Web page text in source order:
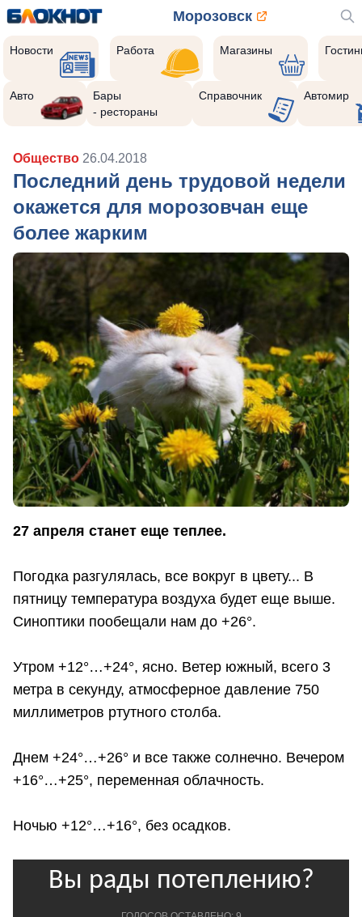
Морозовск
Новости Работа Магазины
Авто
Бары
- рестораны
Справочник Автомир
Общество 26.04.2018
Последний день трудовой недели
окажется для морозовчан еще
более жарким
27 апреля станет еще теплее.
Погодка разгулялась, все вокруг в цвету... В
пятницу температура воздуха будет еще выше.
Синоптики пообещали нам до +26°.
Утром +12°…+24°, ясно. Ветер южный, всего 3
метра в секунду, атмосферное давление 750
миллиметров ртутного столба.
Днем +24°…+26° и все также солнечно. Вечером
+16°…+25°, переменная облачность.
Ночью +12°…+16°, без осадков.